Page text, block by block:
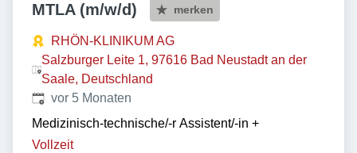
MTLA (m/w/d) merken
RHÖN-KLINIKUM AG
Salzburger Leite 1, 97616 Bad Neustadt an der
Saale, Deutschland
Veröffentlicht:
vor 5 Monaten
Medizinisch-technische/-r Assistent/-in +
Vollzeit